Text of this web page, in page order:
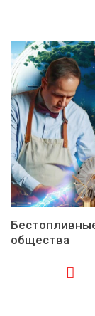
общества